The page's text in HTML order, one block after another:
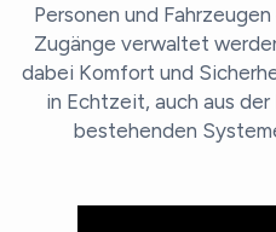
Personen und
Zugänge verwaltet
dabei Komfort und
in Echtzeit, auch aus
bestehenden